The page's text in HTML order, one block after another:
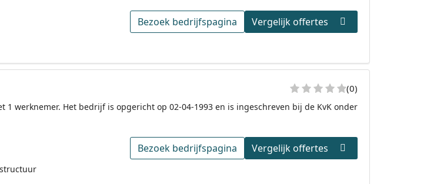
Bezoek bedrijfspagina Vergelijk offertes
(0)
1 werknemer. Het bedrijf is opgericht op 02-04-1993 en is ingeschreven bij de KvK onder
Bezoek bedrijfspagina Vergelijk offertes